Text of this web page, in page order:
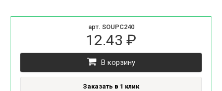
арт. SOUPC240
12.43 ₽
В корзину
Заказать в 1 клик